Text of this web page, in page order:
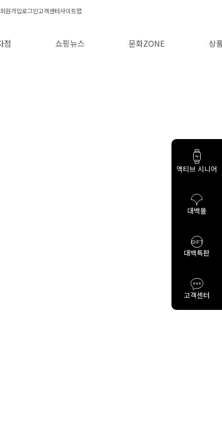
액티브 시니어
대백몰
대백특판
고객센터
회원가입로그인고객센터사이트맵
점 쇼핑뉴스 문화ZONE 상